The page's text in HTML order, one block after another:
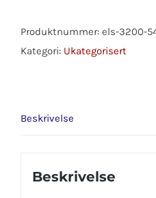
M/CRS
antall
Produktnummer: els-3200-
Kategori: Ukategorisert
Beskrivelse
Beskrivelse